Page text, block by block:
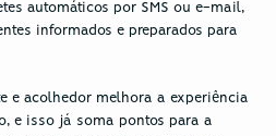
automáticos por SMS ou e-mail,
informados e preparados para
e acolhedor melhora a experiência
e isso já soma pontos para a